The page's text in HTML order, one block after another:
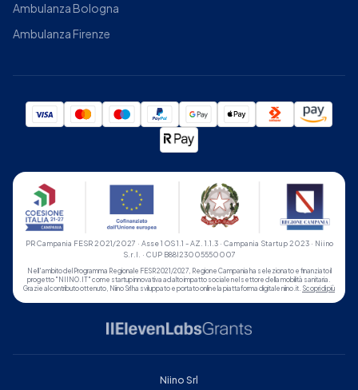
Ambulanza Bologna
Ambulanza Firenze
PR Campania FESR 2021/2027 · Asse 1 OS 1.1 - AZ. 1.1.3 · Campania Startup 2023 · Niino
S.r.l. · CUP B88I23005550007
Nell'ambito del Programma Regionale FESR 2021/2027, Regione Campania ha selezionato e finanziato il
progetto "NIINO.IT" come startup innovativa ad alto impatto sociale nel settore della mobilità sanitaria.
Grazie al contributo ottenuto, Niino Srl ha sviluppato e portato online la piattaforma digitale niino.it. Scopri di più
Niino Srl